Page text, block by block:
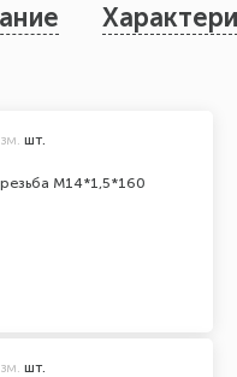
М14*1,5*160
шт.
шт.